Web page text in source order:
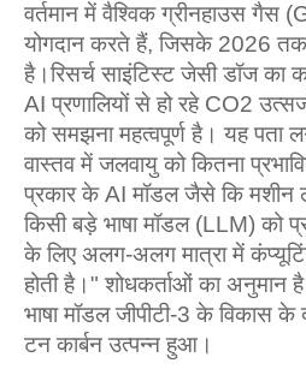
वर्तमान में वैश्विक ग्रीनहाउस गैस
योगदान करते हैं, जिसके 2026 तक
है।रिसर्च साइंटिस्‍ट जेसी डॉज का
AI प्रणालियों से हो रहे CO2
को समझना महत्वपूर्ण है। यह पता
वास्तव में जलवायु को कितना
प्रकार के AI मॉडल जैसे कि मशीन
किसी बड़े भाषा मॉडल (LLM) को
के लिए अलग-अलग मात्रा में
होती है।" शोधकर्ताओं का
भाषा मॉडल जीपीटी-3 के विकास के
टन कार्बन उत्पन्न हुआ।